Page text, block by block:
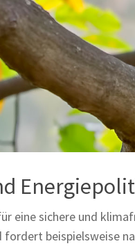
eine sichere und
beispielsweise